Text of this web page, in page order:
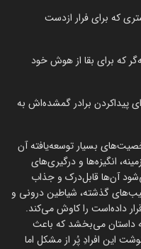
که برای فرار از‌دست
که برای بقا از هوش خود
پیدا‌کردن برادر گمشده‌اش به
بسیار توسعه‌یافته آن
انگیزه‌ها و درگیری‌های
آن‌ها قابل‌درک و جذاب
گذشته، شیاطین درونی و
داده‌است را کاوش می‌کند.
داستان می‌بخشد که باعث
این افرادِ پُر از مشکل اما